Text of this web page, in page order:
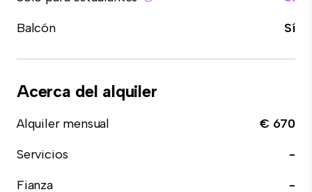
Balcón
Sí
Acerca del alquiler
Alquiler mensual
€ 670
Servicios
-
Fianza
-